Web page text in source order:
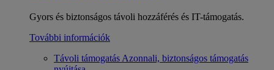
Gyors és biztonságos távoli hozzáférés és IT-támogatás.
További információk
Távoli támogatás Azonnali, biztonságos támogatás